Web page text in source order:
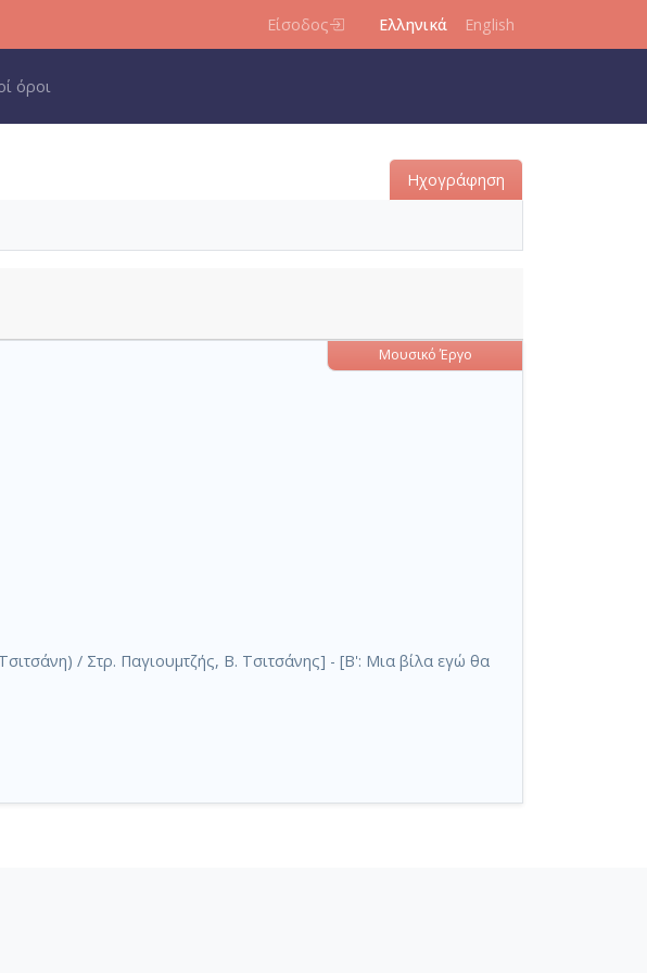
Είσοδος Ελληνικά English
όροι
Ηχογράφηση
Μουσικό Έργο
/ Στρ. Παγιουμτζής, Β. Τσιτσάνης] - [Β': Μια βίλα εγώ θα